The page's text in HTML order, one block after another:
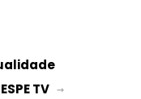
ESPE TV